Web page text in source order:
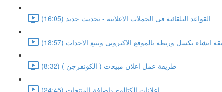
القواعد التلقائية فى الحملات الاعلانية - تحديث جديد (16:05)
انشاء بكسل وربطه بالموقع الاكتروني وتتبع الاحداث (18:57)
طريقة عمل اعلان مبيعات ( الكونفرجن ) (8:32)
اعلانات الكتالوج واضافة المنتجات (24:45)